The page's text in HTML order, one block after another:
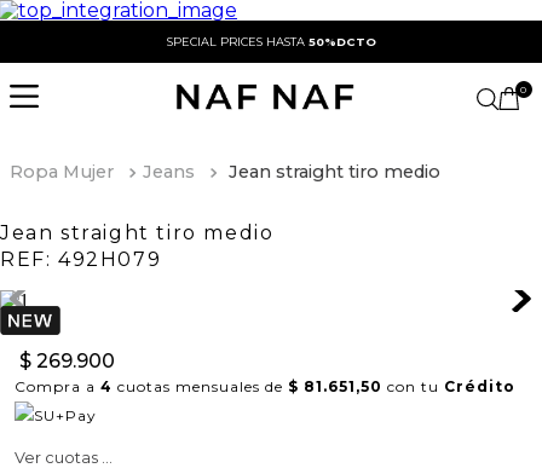
SPECIAL PRICES HASTA 50%DCTO
0
Ropa Mujer Jeans Jean straight tiro medio
Jean straight tiro medio
REF: 492H079
$ 269.900
Compra a 4 cuotas mensuales de $ 81.651,50 con tu Crédito
Ver cuotas ...